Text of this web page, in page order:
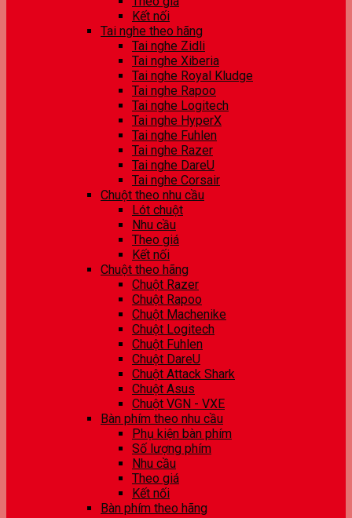
Kết nối
Tai nghe theo hãng
Tai nghe Zidli
Tai nghe Xiberia
Tai nghe Royal Kludge
Tai nghe Rapoo
Tai nghe Logitech
Tai nghe HyperX
Tai nghe Fuhlen
Tai nghe Razer
Tai nghe DareU
Tai nghe Corsair
Chuột theo nhu cầu
Lót chuột
Nhu cầu
Theo giá
Kết nối
Chuột theo hãng
Chuột Razer
Chuột Rapoo
Chuột Machenike
Chuột Logitech
Chuột Fuhlen
Chuột DareU
Chuột Attack Shark
Chuột Asus
Chuột VGN - VXE
Bàn phím theo nhu cầu
Phụ kiện bàn phím
Số lượng phím
Nhu cầu
Theo giá
Kết nối
Bàn phím theo hãng